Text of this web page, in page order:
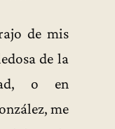
de mis
de la
o en
me